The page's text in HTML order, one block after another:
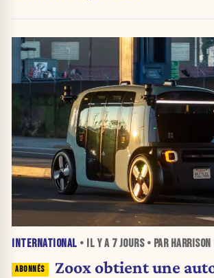
INTERNATIONAL • IL Y A 7 JOURS• PAR HARRISON
Zoox obtient une